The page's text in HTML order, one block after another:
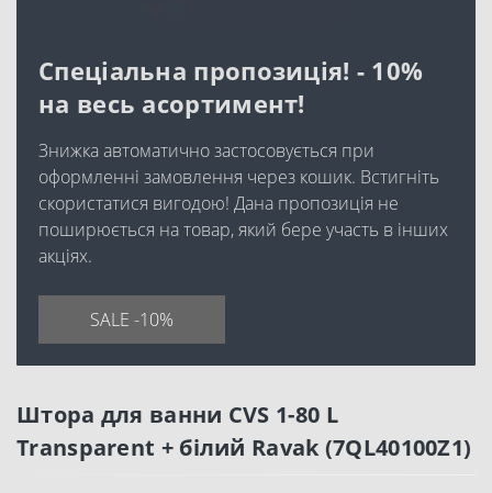
Спеціальна пропозиція! - 10%
на весь асортимент!
Знижка автоматично застосовується при
оформленні замовлення через кошик. Встигніть
скористатися вигодою! Дана пропозиція не
поширюється на товар, який бере участь в інших
акціях.
SALE -10%
Штора для ванни CVS 1-80 L
Transparent + білий Ravak (7QL40100Z1)